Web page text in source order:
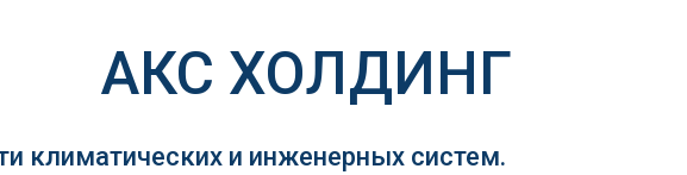
АКС ХОЛДИНГ
климатических и инженерных систем.